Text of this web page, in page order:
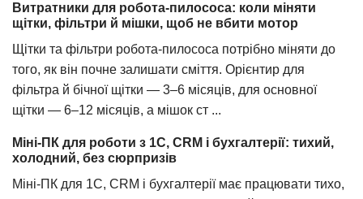
Витратники для робота-пилососа: коли міняти
щітки, фільтри й мішки, щоб не вбити мотор
Щітки та фільтри робота-пилососа потрібно міняти до
того, як він почне залишати сміття. Орієнтир для
фільтра й бічної щітки — 3–6 місяців, для основної
щітки — 6–12 місяців, а мішок ст ...
Міні-ПК для роботи з 1С, CRM і бухгалтерії: тихий,
холодний, без сюрпризів
Міні-ПК для 1С, CRM і бухгалтерії має працювати тихо,